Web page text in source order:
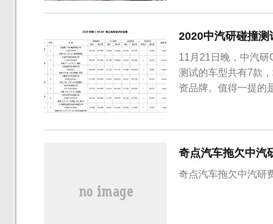
2020中汽研碰撞
11月21日晚，中汽
测试的车型共有7款
资品牌。值得一提的
批测试车型包括红
和宝骏RM-5。总的...
奇点汽车拖欠中汽